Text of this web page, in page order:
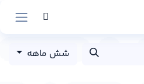
شش ماهه